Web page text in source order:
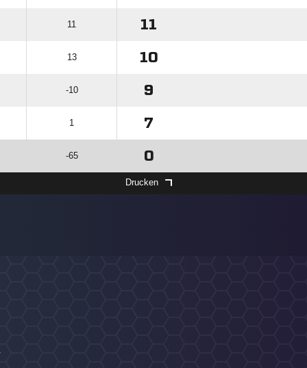
11 11
13 10
-10 9
1 7
-65 0
Drucken